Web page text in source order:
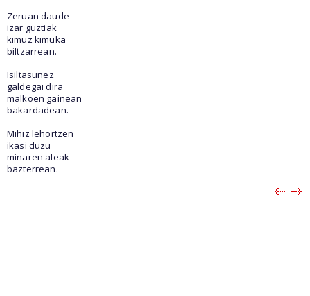
Zeruan daude
izar guztiak
kimuz kimuka
biltzarrean.
Isiltasunez
galdegai dira
malkoen gainean
bakardadean.
Mihiz lehortzen
ikasi duzu
minaren aleak
bazterrean.